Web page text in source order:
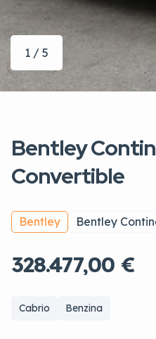
1 / 5
Bentley
Convertible
Bentley Bentley
328.477,00 €
Cabrio Benzina